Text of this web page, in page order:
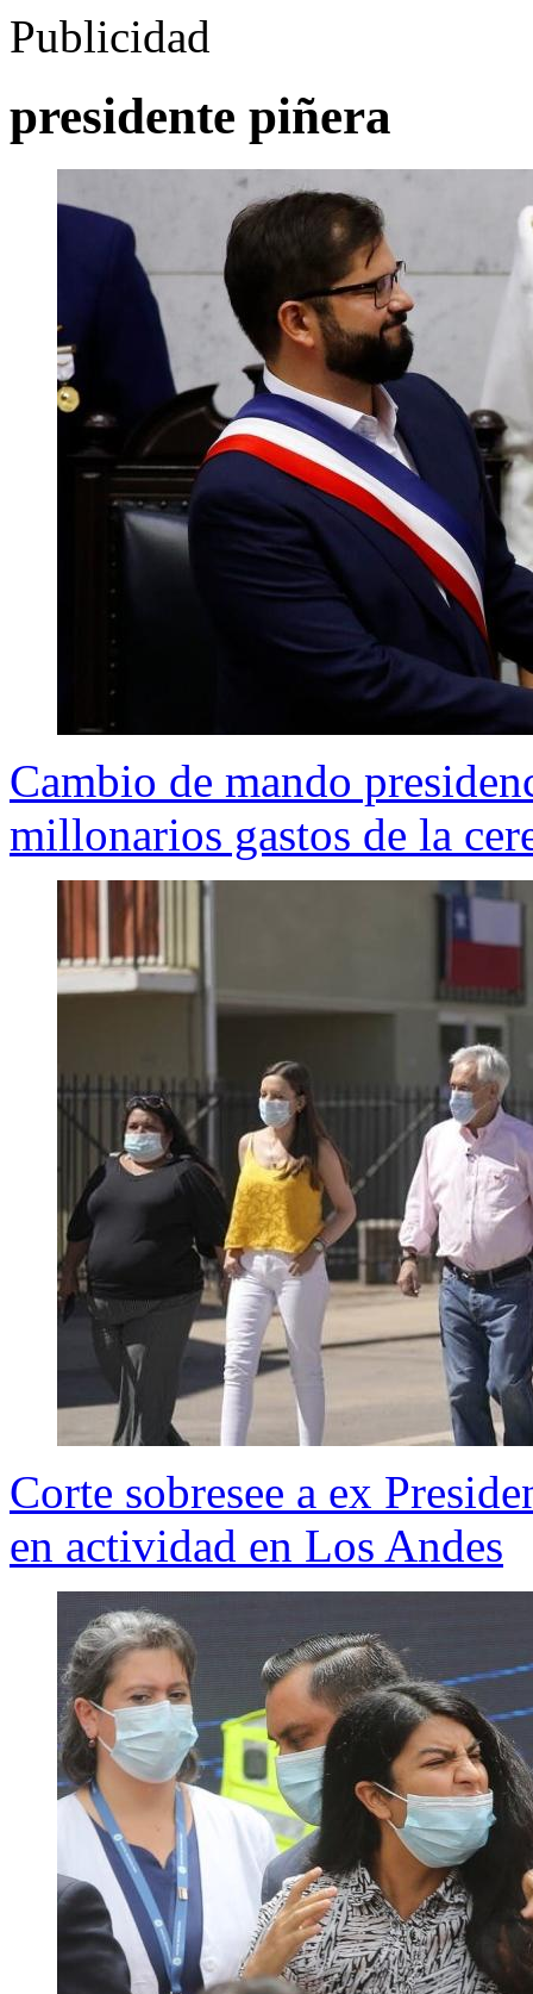
Publicidad
presidente piñera
Cambio de mando
millonarios gastos de la
Corte sobresee a ex
en actividad en Los Andes